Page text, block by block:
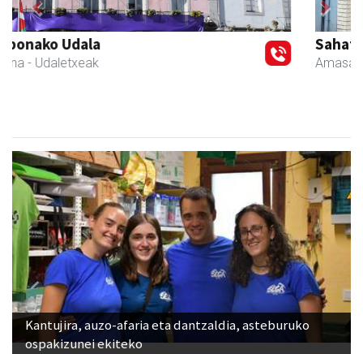
Sahatsa belar-denda eta dietetika zentrua
Amasa-Villabona
Previous Next
Kantujira, auzo-afaria eta dantzaldia, asteburuko
ospakizunei ekiteko